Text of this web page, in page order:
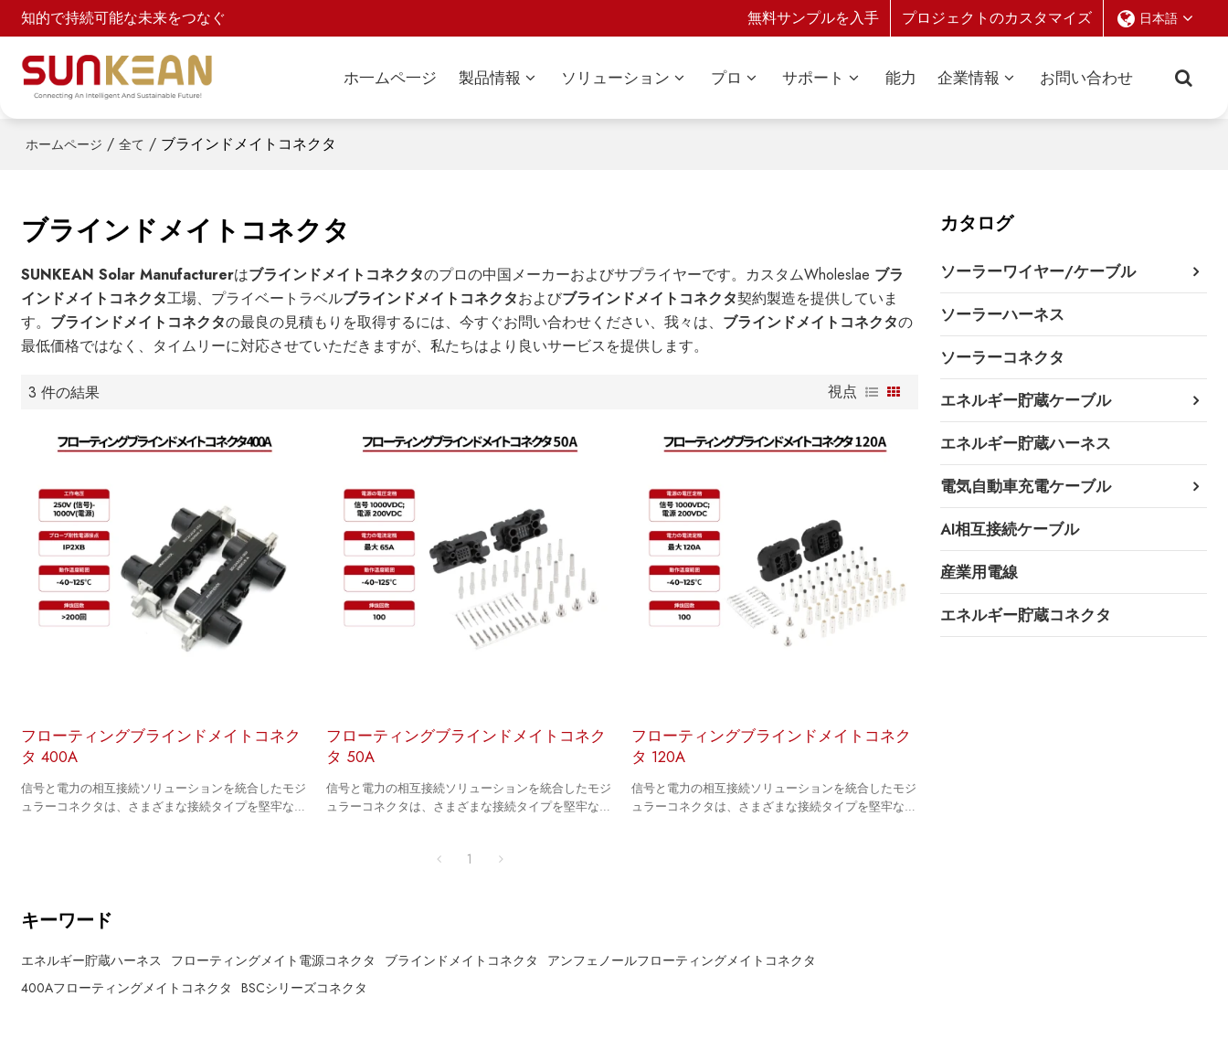
知的で持続可能な未来をつなぐ 無料サンプルを入手 プロジェクトのカスタマイズ 日本語
ホ一ムペ一ジ 製品情報 ソリューション プロ サポート 能力 企業情報 お問い合わせ
ホームページ / 全て / ブラインドメイトコネクタ
ブラインドメイトコネクタ
SUNKEAN Solar Manufacturerはブラインドメイトコネクタのプロの中国メーカーおよびサプライヤーです。カスタムWholeslae ブラ
インドメイトコネクタ工場、プライベートラベルブラインドメイトコネクタおよびブラインドメイトコネクタ契約製造を提供していま
す。 ブラインドメイトコネクタの最良の見積もりを取得するには、今すぐお問い合わせください、我々は、 ブラインドメイトコネクタの
最低価格ではなく、タイムリーに対応させていただきますが、私たちはより良いサービスを提供します。
3 件の結果 視点
フローティングブラインドメイトコネク
タ 400A
信号と電力の相互接続ソリューションを統合したモジ
ュラーコネクタは、さまざまな接続タイプを堅牢な可
フローティングブラインドメイトコネク
タ 50A
信号と電力の相互接続ソリューションを統合したモジ
ュラーコネクタは、さまざまな接続タイプを堅牢な可
フローティングブラインドメイトコネク
タ 120A
信号と電力の相互接続ソリューションを統合したモジ
ュラーコネクタは、さまざまな接続タイプを堅牢な可
1
キーワード
エネルギー貯蔵ハーネス フローティングメイト電源コネクタ ブラインドメイトコネクタ
アンフェノールフローティングメイトコネクタ
400Aフローティングメイトコネクタ
BSCシリーズコネクタ
カタログ
ソーラーワイヤー/ケーブル
ソーラーハーネス
ソーラーコネクタ
エネルギー貯蔵ケーブル
エネルギー貯蔵ハーネス
電気自動車充電ケーブル
AI相互接続ケーブル
産業用電線
エネルギー貯蔵コネクタ